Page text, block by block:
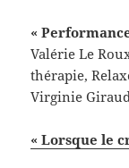
«
Valérie Le
thérapie,
Virginie
« Lorsque le